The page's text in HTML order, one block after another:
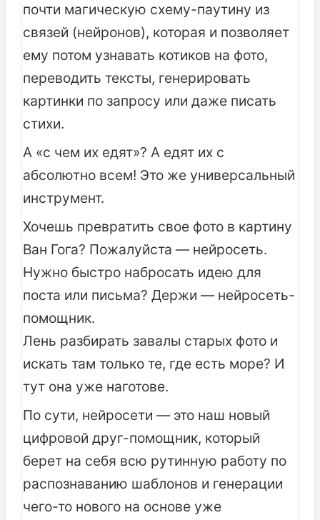
почти магическую схему-паутину из
связей (нейронов), которая и позволяет
ему потом узнавать котиков на фото,
переводить тексты, генерировать
картинки по запросу или даже писать
стихи.
А «с чем их едят»? А едят их с
абсолютно всем! Это же универсальный
инструмент.
Хочешь превратить свое фото в картину
Ван Гога? Пожалуйста — нейросеть.
Нужно быстро набросать идею для
поста или письма? Держи — нейросеть-
помощник.
Лень разбирать завалы старых фото и
искать там только те, где есть море? И
тут она уже наготове.
По сути, нейросети — это наш новый
цифровой друг-помощник, который
берет на себя всю рутинную работу по
распознаванию шаблонов и генерации
чего-то нового на основе уже